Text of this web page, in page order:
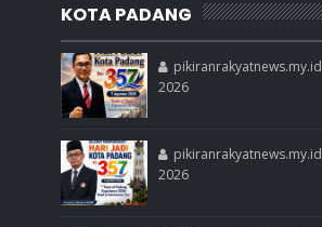
KOTA PADANG
pikiranrakyatnews.my.id
2026
pikiranrakyatnews.my.id
2026